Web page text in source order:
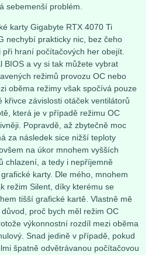
sebemenší problém.
karty Gigabyte RTX 4070 Ti
nechybí prakticky nic, bez čeho
při hraní počítačových her obejít.
BIOS a vy si tak můžete vybrat
režimů provozu OC nebo
oběma režimy však spočívá pouze
křivce závislosti otáček ventilátorů
která je v případě režimu OC
Popravdě, až zbytečně moc
za následek sice nižší teploty
na úkor mnohem vyšších
chlazení, a tedy i nepříjemně
karty. Dle mého, mnohem
režim Silent, díky kterému se
tišší grafické kartě. Vlastně mě
proč bych měl režim OC
výkonnostní rozdíl mezi oběma
Snad jedině v případě, pokud
špatně odvětrávanou počítačovou